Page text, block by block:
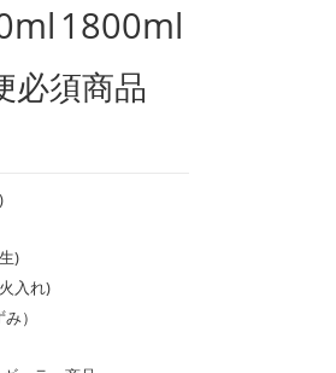
1800ml
必須商品
)
入れ)
）